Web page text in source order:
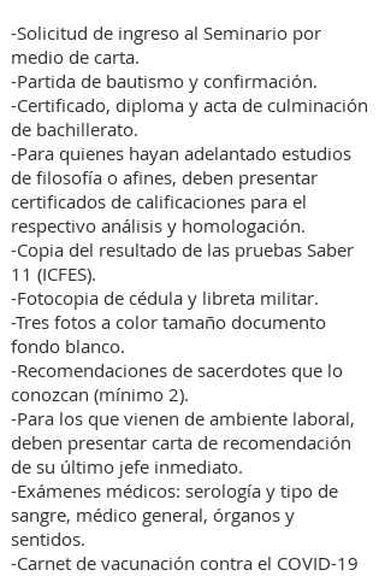
-Solicitud de ingreso al Seminario por
medio de carta.
-Partida de bautismo y confirmación.
-Certificado, diploma y acta de culminación
de bachillerato.
-Para quienes hayan adelantado estudios
de filosofía o afines, deben presentar
certificados de calificaciones para el
respectivo análisis y homologación.
-Copia del resultado de las pruebas Saber
11 (ICFES).
-Fotocopia de cédula y libreta militar.
-Tres fotos a color tamaño documento
fondo blanco.
-Recomendaciones de sacerdotes que lo
conozcan (mínimo 2).
-Para los que vienen de ambiente laboral,
deben presentar carta de recomendación
de su último jefe inmediato.
-Exámenes médicos: serología y tipo de
sangre, médico general, órganos y
sentidos.
-Carnet de vacunación contra el COVID-19